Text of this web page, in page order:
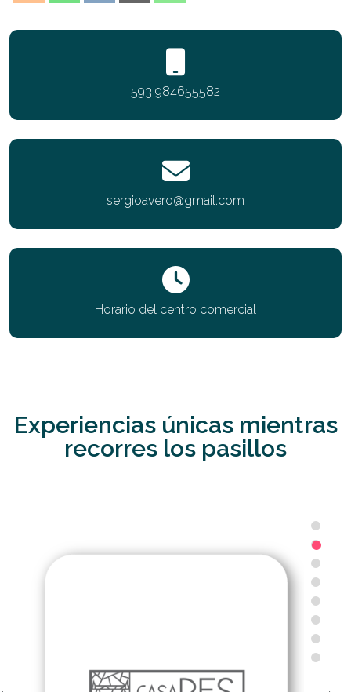
593 984655582
sergioavero@gmail.com
Horario del centro comercial
Experiencias únicas mientras
recorres los pasillos